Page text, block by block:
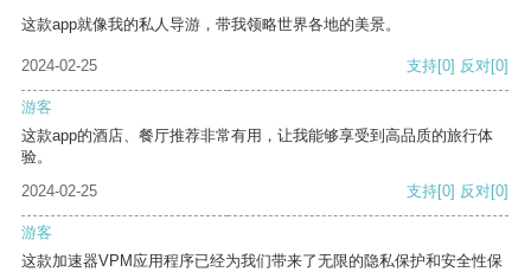
这款app就像我的私人导游，带我领略世界各地的美景。
2024-02-25 支持[0] 反对[0]
游客
这款app的酒店、餐厅推荐非常有用，让我能够享受到高品质的旅行体
验。
2024-02-25
支持[0] 反对[0]
游客
这款加速器VPM应用程序已经为我们带来了无限的隐私保护和安全性保